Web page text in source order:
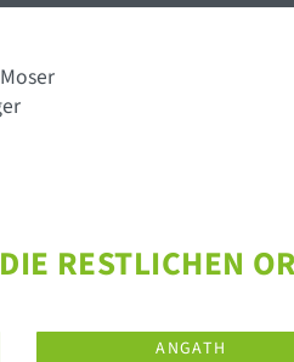
DIE RESTLICHEN
ANGATH